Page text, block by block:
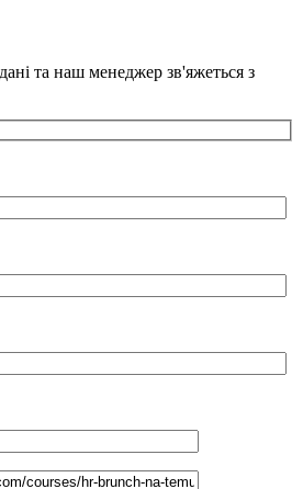
та наш менеджер зв'яжеться з